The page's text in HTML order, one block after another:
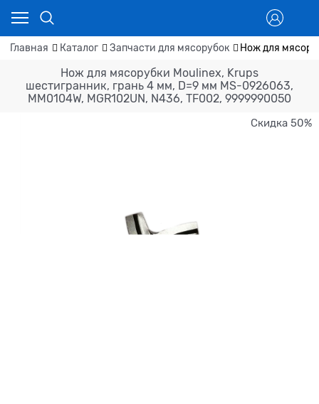
Главная Каталог Запчасти для мясорубок Нож для
Нож для мясорубки Moulinex, Krups
шестигранник, грань 4 мм, D=9 мм MS-0926063,
MM0104W, MGR102UN, N436, TF002, 9999990050
Скидка 50%